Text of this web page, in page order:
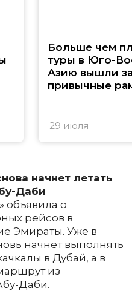
Больше чем
туры в Юго-
Азию вышли
привычные
29 июля
начнет летать
Даби
объявила о
рейсов в
Эмираты. Уже в
начнет выполнять
в Дубай, а в
из
Даби.